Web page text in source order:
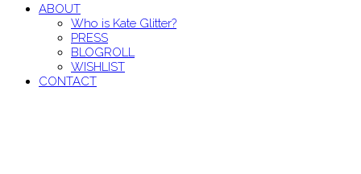
ABOUT
Who is Kate Glitter?
PRESS
BLOGROLL
WISHLIST
CONTACT